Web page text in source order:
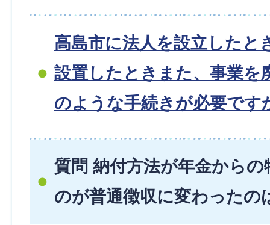
高島市に法人を設立したと
設置したときまた、事業を
のような手続きが必要です
質問 納付方法が年金から
のが普通徴収に変わったの